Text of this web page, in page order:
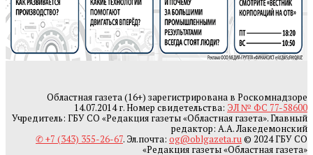
Областная газета (16+) зарегистрирована в Роскомнадзоре
14.07.2014 г. Номер свидетельства: ЭЛ № ФС 77-58600
Учредитель: ГБУ СО «Редакция газеты «Областная газета». Главный
редактор: А.А. Лакедемонский
✆ +7 (343) 355-26-67. Эл.почта: og@oblgazeta.ru© 2024 ГБУ СО
«Редакция газеты «Областная газета»